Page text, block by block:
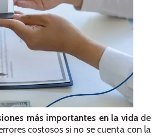
más importantes en la vidade
costosos si no se cuenta con la